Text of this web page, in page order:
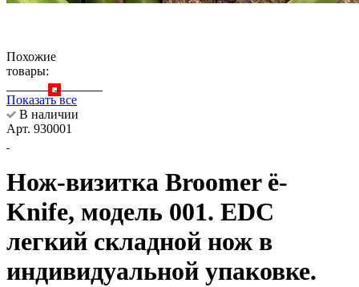
Похожие
товары:
Показать все
В наличии
Арт. 930001
Нож-визитка Broomer ё-
Knife, модель 001. EDC
легкий складной нож в
индивидуальной упаковке.